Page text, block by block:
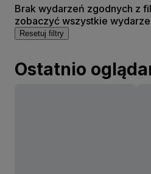
Brak wydarzeń zgodnych z
zobaczyć wszystkie
Resetuj filtry
Ostatnio